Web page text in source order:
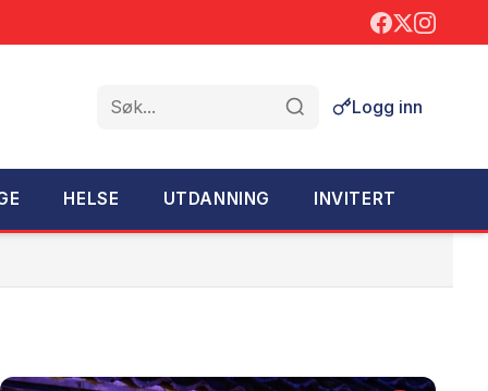
Søk
Logg inn
HELSE UTDANNING INVITERT